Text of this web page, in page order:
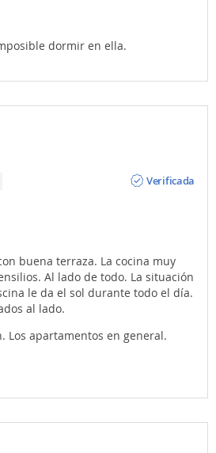
dormir en ella.
Verificada
buena terraza. La cocina muy
Al lado de todo. La situación
le da el sol durante todo el día.
al lado.
Los apartamentos en general.